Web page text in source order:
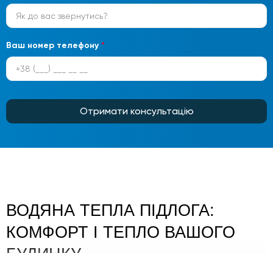
Ваш номер телефону *
Отримати консультацію
ВОДЯНА ТЕПЛА ПІДЛОГА:
КОМФОРТ І ТЕПЛО ВАШОГО